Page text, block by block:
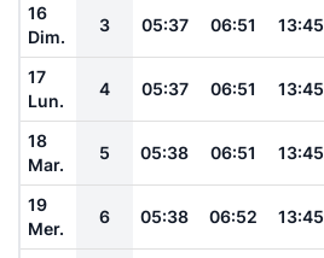
16
Dim.
3 05:37 06:51 13:45
17
Lun.
4 05:37 06:51 13:45
18
Mar.
5 05:38 06:51 13:45
19
Mer.
6 05:38 06:52 13:45